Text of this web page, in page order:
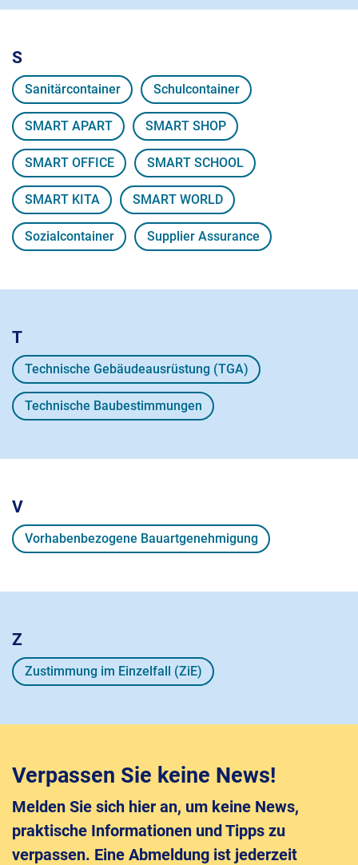
S
Sanitärcontainer Schulcontainer
SMART APART SMART SHOP
SMART OFFICE SMART SCHOOL
SMART KITA SMART WORLD
Sozialcontainer Supplier Assurance
T
Technische Gebäudeausrüstung (TGA)
Technische Baubestimmungen
V
Vorhabenbezogene Bauartgenehmigung
Z
Zustimmung im Einzelfall (ZiE)
Verpassen Sie keine News!
Melden Sie sich hier an, um keine News,
praktische Informationen und Tipps zu
verpassen. Eine Abmeldung ist jederzeit